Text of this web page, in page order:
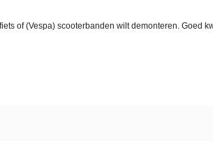
of (Vespa) scooterbanden wilt demonteren. Goed